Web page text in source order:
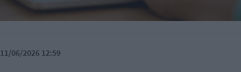
11/06/2026 12:59